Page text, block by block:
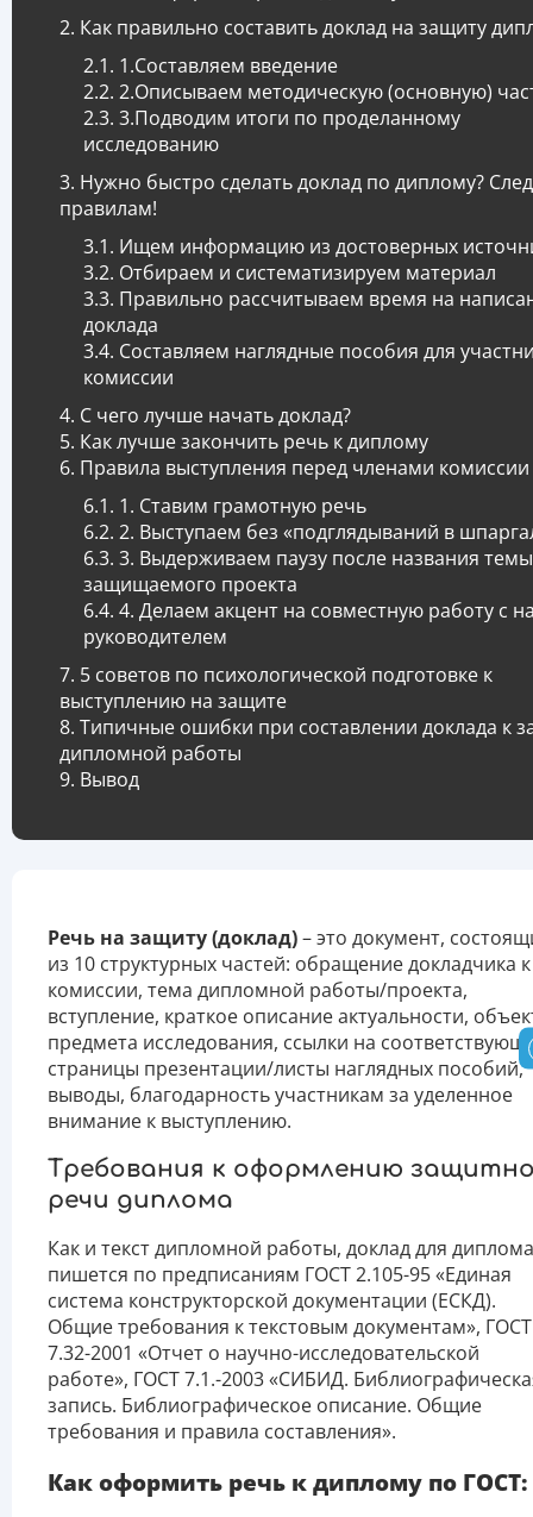
Как правильно составить доклад на защиту
1.Составляем введение
2.Описываем методическую (основную)
3.Подводим итоги по проделанному
исследованию
Нужно быстро сделать доклад по диплому?
правилам!
Ищем информацию из достоверных
Отбираем и систематизируем материал
Правильно рассчитываем время на
доклада
Составляем наглядные пособия для
комиссии
С чего лучше начать доклад?
Как лучше закончить речь к диплому
Правила выступления перед членами комиссии
1. Ставим грамотную речь
2. Выступаем без «подглядываний в
3. Выдерживаем паузу после названия темы
защищаемого проекта
4. Делаем акцент на совместную работу с
руководителем
5 советов по психологической подготовке к
выступлению на защите
Типичные ошибки при составлении доклада к
дипломной работы
Вывод
Речь на защиту (доклад)– это документ,
из 10 структурных частей: обращение докладчика к
комиссии, тема дипломной работы/проекта,
вступление, краткое описание актуальности,
предмета исследования, ссылки на
страницы презентации/листы наглядных пособий,
выводы, благодарность участникам за уделенное
внимание к выступлению.
Требования к оформлению
речи диплома
Как и текст дипломной работы, доклад для диплома
пишется по предписаниям ГОСТ 2.105-95 «Единая
система конструкторской документации (ЕСКД).
Общие требования к текстовым документам», ГОСТ
7.32-2001 «Отчет о научно-исследовательской
работе», ГОСТ 7.1.-2003 «СИБИД.
запись. Библиографическое описание. Общие
требования и правила составления».
Как оформить речь к диплому по ГОСТ: